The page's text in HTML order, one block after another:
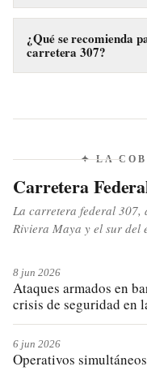
Los accidentes en la
Cancún y Quintana
turismo y la economía
fluidez del tránsito y
¿Qué se recomienda
carretera 307?
segura, planificar
✦ LA
Carretera
La carretera federal 307,
Riviera Maya y el sur del
8 jun 2026
Ataques armados en
crisis de seguridad en
6 jun 2026
Operativos